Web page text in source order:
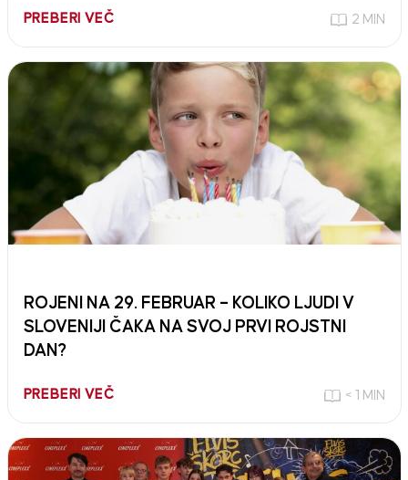
PREBERI VEČ 2 MIN
ROJENI NA 29. FEBRUAR – KOLIKO LJUDI V
SLOVENIJI ČAKA NA SVOJ PRVI ROJSTNI
DAN?
PREBERI VEČ < 1 MIN